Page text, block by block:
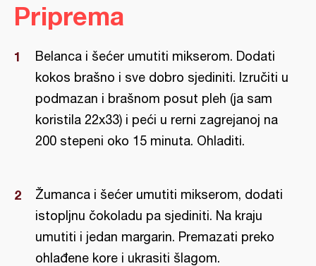
Priprema
Belanca i šećer umutiti mikserom. Dodati
kokos brašno i sve dobro sjediniti. Izručiti u
podmazan i brašnom posut pleh (ja sam
koristila 22x33) i peći u rerni zagrejanoj na
200 stepeni oko 15 minuta. Ohladiti.
Žumanca i šećer umutiti mikserom, dodati
istopljnu čokoladu pa sjediniti. Na kraju
umutiti i jedan margarin. Premazati preko
ohlađene kore i ukrasiti šlagom.